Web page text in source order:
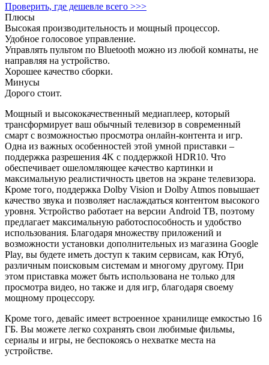
Проверить, где дешевле всего >>>
Плюсы
Высокая производительность и мощный процессор.
Удобное голосовое управление.
Управлять пультом по Bluetooth можно из любой комнаты, не
направляя на устройство.
Хорошее качество сборки.
Минусы
Дорого стоит.
Мощный и высококачественный медиаплеер, который
трансформирует ваш обычный телевизор в современный
смарт с возможностью просмотра онлайн-контента и игр.
Одна из важных особенностей этой умной приставки –
поддержка разрешения 4K с поддержкой HDR10. Что
обеспечивает ошеломляющее качество картинки и
максимальную реалистичность цветов на экране телевизора.
Кроме того, поддержка Dolby Vision и Dolby Atmos повышает
качество звука и позволяет наслаждаться контентом высокого
уровня. Устройство работает на версии Android ТВ, поэтому
предлагает максимальную работоспособность и удобство
использования. Благодаря множеству приложений и
возможности установки дополнительных из магазина Google
Play, вы будете иметь доступ к таким сервисам, как Ютуб,
различным поисковым системам и многому другому. При
этом приставка может быть использована не только для
просмотра видео, но также и для игр, благодаря своему
мощному процессору.
Кроме того, девайс имеет встроенное хранилище емкостью 16
ГБ. Вы можете легко сохранять свои любимые фильмы,
сериалы и игры, не беспокоясь о нехватке места на
устройстве.